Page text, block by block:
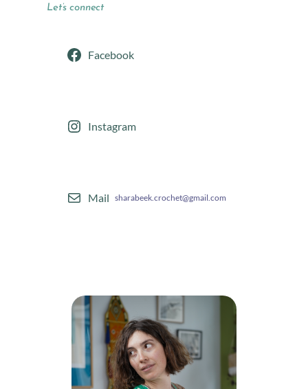
Let’s connect
Facebook
Instagram
Mail sharabeek.crochet@gmail.com